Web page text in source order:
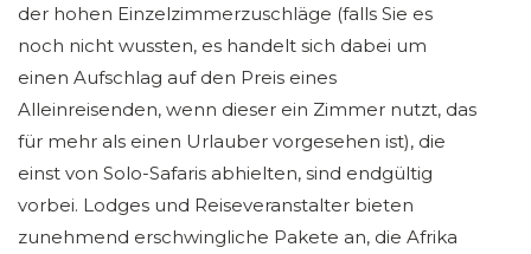
der hohen Einzelzimmerzuschläge (falls Sie es
noch nicht wussten, es handelt sich dabei um
einen Aufschlag auf den Preis eines
Alleinreisenden, wenn dieser ein Zimmer nutzt, das
für mehr als einen Urlauber vorgesehen ist), die
einst von Solo-Safaris abhielten, sind endgültig
vorbei. Lodges und Reiseveranstalter bieten
zunehmend erschwingliche Pakete an, die Afrika